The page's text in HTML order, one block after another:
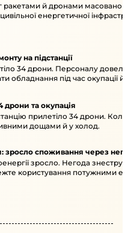
ракетами й дронами
енергетичної
на підстанції
34 дрони. Персоналу
обладнання під час окупації
дрони та окупація
прилетіло 34 дрони.
дощами й у холод.
зросло споживання через
зросло. Негода
користування потужними